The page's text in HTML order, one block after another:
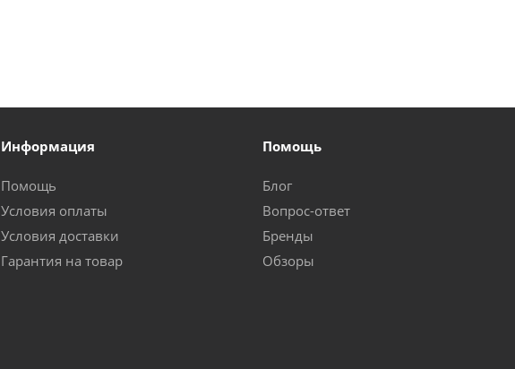
Информация
Помощь
Условия оплаты
Условия доставки
Гарантия на товар
Помощь
Блог
Вопрос-ответ
Бренды
Обзоры